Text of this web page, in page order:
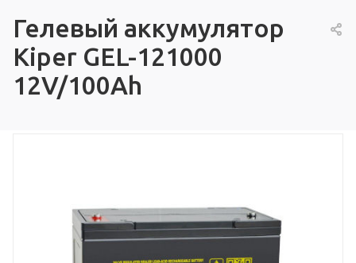
Гелевый аккумулятор
Kiper GEL-121000
12V/100Ah